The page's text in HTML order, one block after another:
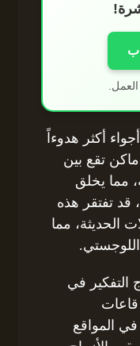
أكثر هدوءاً
تقع بين
مما يخلق
قد تفتقر هذه
الحديثة، مما
التفكير في
قاعات
في المواقع